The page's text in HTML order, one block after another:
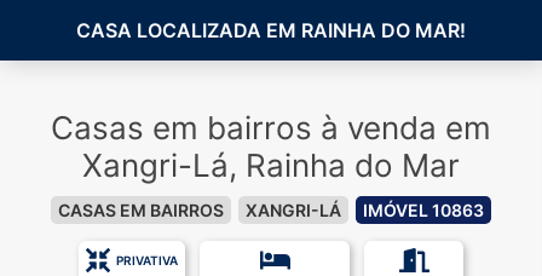
CASA LOCALIZADA EM RAINHA DO MAR!
Casas em bairros à venda em
Xangri-Lá, Rainha do Mar
CASAS EM BAIRROS XANGRI-LÁ IMÓVEL 10863
PRIVATIVA